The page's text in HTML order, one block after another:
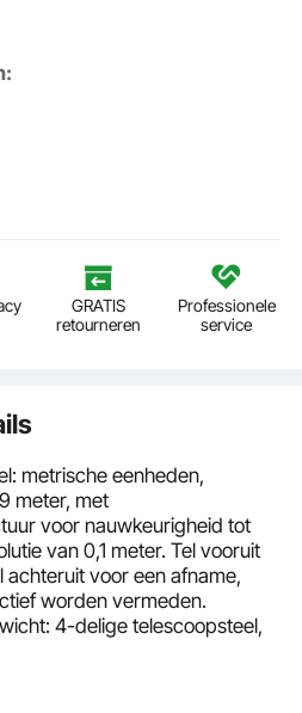
GRATIS
retourneren
Professionele
service
metrische eenheden,
meter, met
voor nauwkeurigheid tot
van 0,1 meter. Tel vooruit
achteruit voor een afname,
worden vermeden.
4-delige telescoopsteel,
door de sluiting